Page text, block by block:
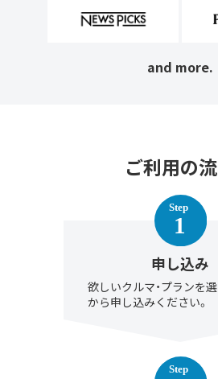
and more.
ご利用の
申し込み
欲しいクルマ・プランを
から申し込みください。